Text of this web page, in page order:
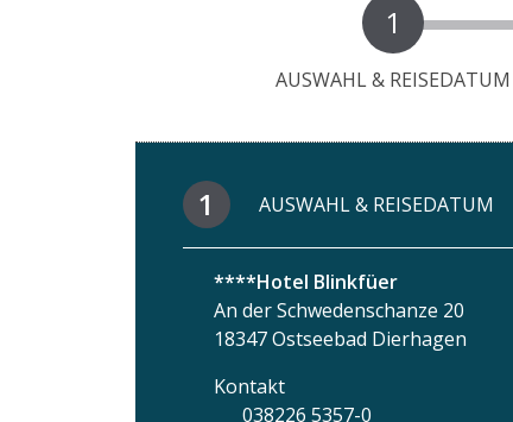
1
AUSWAHL & REISEDATUM
1 AUSWAHL & REISEDATUM
****Hotel Blinkfüer
An der Schwedenschanze 20
18347 Ostseebad Dierhagen
Kontakt
038226 5357-0